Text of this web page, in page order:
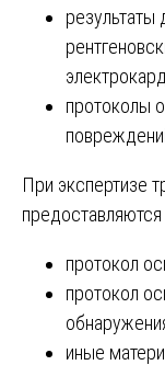
результаты
протоколы
При экспертизе
предоставляются
протокол
протокол
иные